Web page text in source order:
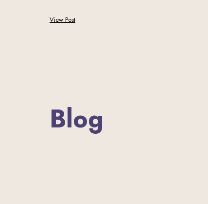
View Post
Blog